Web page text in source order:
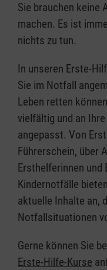
Sie brauchen keine
machen. Es ist
nichts zu tun.
In unseren Erste-
Sie im Notfall
Leben retten
vielfältig und an
angepasst. Von
Führerschein, über
Ersthelferinnen und
Kindernotfälle
aktuelle Inhalte an,
Notfallsituationen
Gerne können Sie
Erste-Hilfe-Kurse